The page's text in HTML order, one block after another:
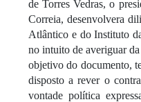
de Torres Vedras, o
Correia, desenvolvera
Atlântico e do Instituto
no intuito de averiguar
objetivo do documento,
disposto a rever o
vontade política